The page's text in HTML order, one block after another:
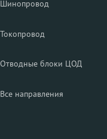
Шинопровод
Токопровод
Отводные блоки ЦОД
Все направления